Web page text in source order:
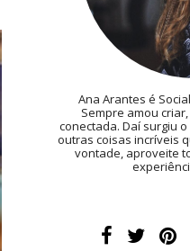
Ana Arantes é
Sempre amou
conectada. Daí surgiu
outras coisas incríveis
vontade, aproveite